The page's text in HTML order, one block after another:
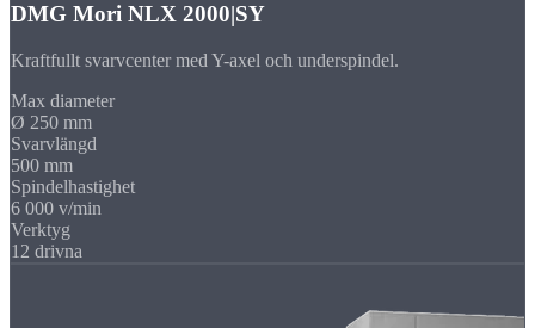
DMG Mori NLX 2000|SY
Kraftfullt svarvcenter med Y-axel och underspindel.
Max diameter
Ø 250 mm
Svarvlängd
500 mm
Spindelhastighet
6 000 v/min
Verktyg
12 drivna